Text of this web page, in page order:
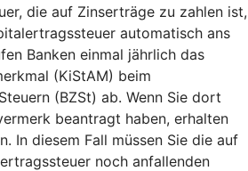
die auf Zinserträge zu zahlen ist,
automatisch ans
Banken einmal jährlich das
(KiStAM) beim
(BZSt) ab. Wenn Sie dort
beantragt haben, erhalten
In diesem Fall müssen Sie die auf
noch anfallenden